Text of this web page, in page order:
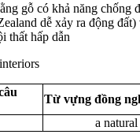
gỗ có khả năng chống
dễ xảy ra động
thất hấp dẫn
Từ vựng đồng
a natural